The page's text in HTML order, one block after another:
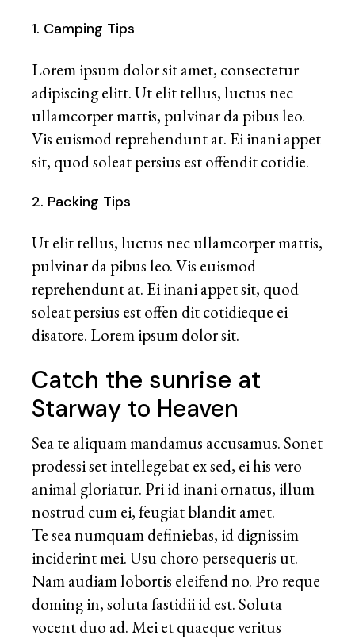
1. Camping Tips
Lorem ipsum dolor sit amet, consectetur
adipiscing elitt. Ut elit tellus, luctus nec
ullamcorper mattis, pulvinar da pibus leo.
Vis euismod reprehendunt at. Ei inani appet
sit, quod soleat persius est offendit cotidie.
2. Packing Tips
Ut elit tellus, luctus nec ullamcorper mattis,
pulvinar da pibus leo. Vis euismod
reprehendunt at. Ei inani appet sit, quod
soleat persius est offen dit cotidieque ei
disatore. Lorem ipsum dolor sit.
Catch the sunrise at
Starway to Heaven
Sea te aliquam mandamus accusamus. Sonet
prodessi set intellegebat ex sed, ei his vero
animal gloriatur. Pri id inani ornatus, illum
nostrud cum ei, feugiat blandit amet.
Te sea numquam definiebas, id dignissim
inciderint mei. Usu choro persequeris ut.
Nam audiam lobortis eleifend no. Pro reque
doming in, soluta fastidii id est. Soluta
vocent duo ad. Mei et quaeque veritus